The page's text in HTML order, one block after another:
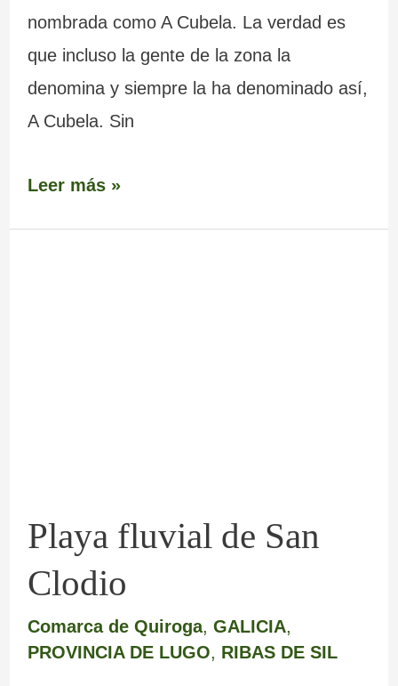
nombrada como A Cubela. La verdad es
que incluso la gente de la zona la
denomina y siempre la ha denominado así,
A Cubela. Sin
Leer más »
Playa fluvial de San
Clodio
Comarca de Quiroga, GALICIA,
PROVINCIA DE LUGO, RIBAS DE SIL